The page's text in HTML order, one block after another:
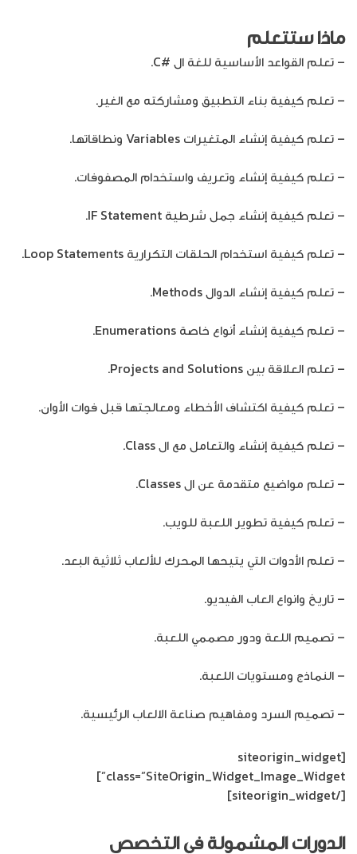
ماذا ستتعلم
– تعلم القواعد الأساسية للغة ال #C.
– تعلم كيفية بناء التطبيق ومشاركته مع الغير.
– تعلم كيفية إنشاء المتغيرات Variables ونطاقاتها.
– تعلم كيفية إنشاء وتعريف واستخدام المصفوفات.
– تعلم كيفية إنشاء جمل شرطية IF Statement.
– تعلم كيفية استخدام الحلقات التكرارية Loop Statements.
– تعلم كيفية إنشاء الدوال Methods.
– تعلم كيفية إنشاء أنواع خاصة Enumerations.
– تعلم العلاقة بين Projects and Solutions.
– تعلم كيفية اكتشاف الأخطاء ومعالجتها قبل فوات الأوان.
– تعلم كيفية إنشاء والتعامل مع ال Class.
– تعلم مواضيع متقدمة عن ال Classes.
– تعلم كيفية تطوير اللعبة للويب.
– تعلم الأدوات التي يتيحها المحرك للألعاب ثلاثية البعد.
– تاريخ وانواع العاب الفيديو.
– تصميم اللعة ودور مصممي اللعبة.
– النماذج ومستويات اللعبة.
– تصميم السرد ومفاهيم صناعة الالعاب الرئيسية.
[siteorigin_widget
class=”SiteOrigin_Widget_Image_Widget”]
[/siteorigin_widget]
الدورات المشمولة في التخصص